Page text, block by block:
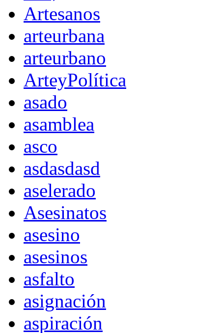
Artesanos
arteurbana
arteurbano
ArteyPolítica
asado
asamblea
asco
asdasdasd
aselerado
Asesinatos
asesino
asesinos
asfalto
asignación
aspiración